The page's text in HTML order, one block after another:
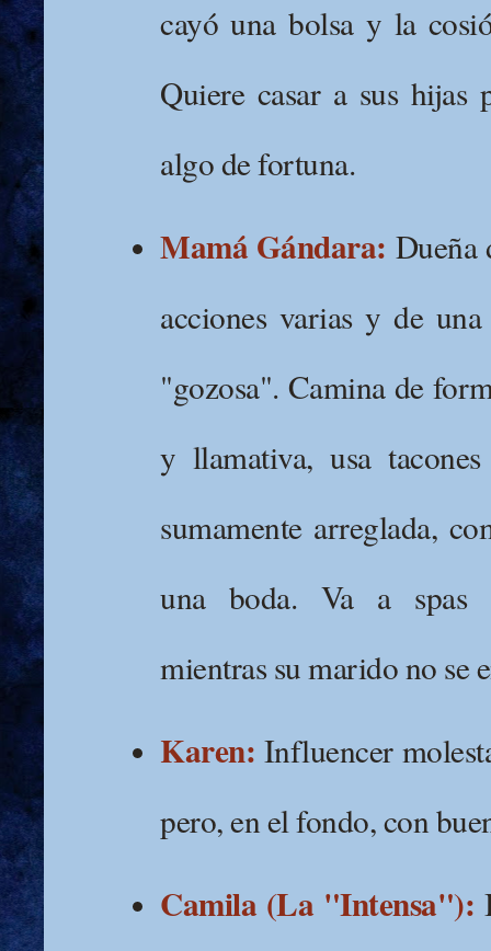
cayó una bolsa y la
Quiere casar a sus hijas
algo de fortuna.
Mamá Gándara: Dueña
acciones varias y de
"gozosa". Camina de
y llamativa, usa
sumamente arreglada,
una boda. Va a spas
mientras su marido no se
Karen: Influencer
pero, en el fondo, con
Camila (La "Intensa"):